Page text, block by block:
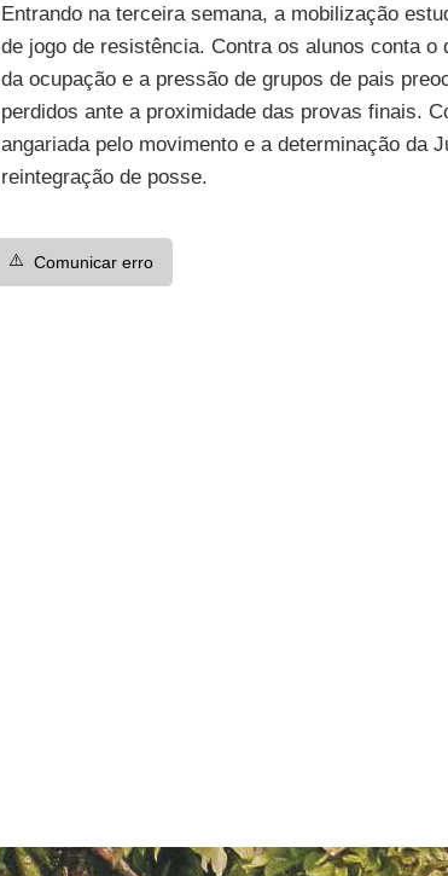
Entrando na terceira semana, a mobilização
de jogo de resistência. Contra os alunos conta o
da ocupação e a pressão de grupos de pais
perdidos ante a proximidade das provas finais.
angariada pelo movimento e a determinação da
reintegração de posse.
⚠️ Comunicar erro